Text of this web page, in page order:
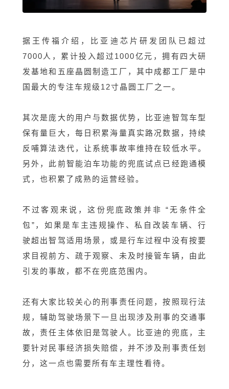
据 王传福介绍，
比亚迪芯片研发团队已超过
7000人，累计投入超过1000亿元，拥有四大研
发基地和五座晶圆制造工厂，其中成都工厂是中
国最大的专注车规级12寸晶圆工厂之一。
其次是庞大的用户与数据优势，比亚迪智驾车型
保有量巨大，每日积累海量真实路况数据，持续
反哺算法迭代，让系统事故率维持在较低水平。
另外，此前智能泊车功能的兜底试点已经跑通模
式，也积累了成熟的运营经验。
不过客观来说，这份兜底政策并非 “无条件全
包”，如果是车主违规操作、私自改装车辆、行
驶超出智驾适用场景，或是行车过程中没有按要
求目视前方、疏于观察、未及时接管车辆，由此
引发的事故，都不在兜底范围内。
还有大家比较关心的刑事责任问题，按照现行法
规，辅助驾驶场景下一旦出现涉及刑事的交通事
故，责任主体依旧是驾驶人。比亚迪的兜底，主
要针对民事经济损失赔偿，并不涉及刑事责任划
分，这一点也需要所有车主理性看待。